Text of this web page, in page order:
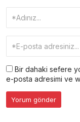
Bir dahaki sefere
e-posta adresimi ve